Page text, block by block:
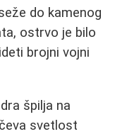
do kamenog
ostrvo je bilo
brojni vojni
špilja na
svetlost